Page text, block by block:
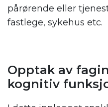
pårørende eller
fastlege, sykehus etc.
Opptak av
kognitiv